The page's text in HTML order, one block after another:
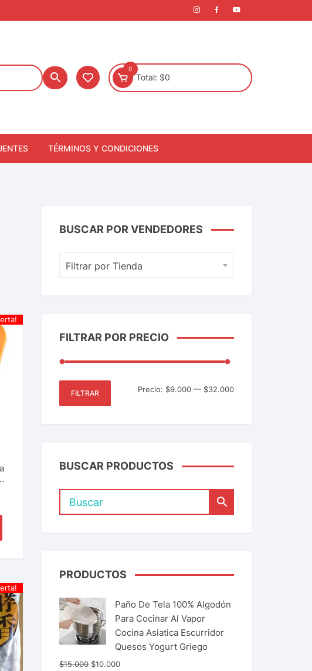
0
Total: $0
TÉRMINOS Y CONDICIONES
BUSCAR POR VENDEDORES
Filtrar por Tienda
FILTRAR POR PRECIO
FILTRAR Precio: $9.000 — $32.000
BUSCAR PRODUCTOS
PRODUCTOS
Paño De Tela 100% Algodón
Para Cocinar Al Vapor
Cocina Asiatica Escurridor
Quesos Yogurt Griego
$15.000 $10.000